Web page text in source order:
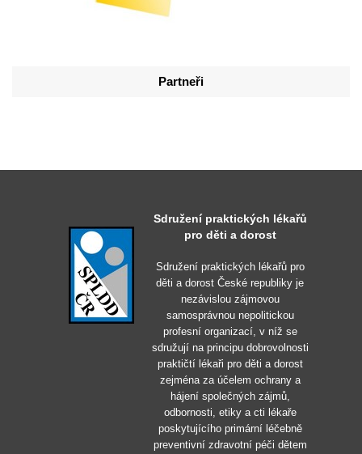
Partneři
Sdružení praktických lékařů
pro děti a dorost
Sdružení praktických lékařů pro
děti a dorost České republiky je
nezávislou zájmovou
samosprávnou nepolitickou
profesní organizací, v níž se
sdružují na principu dobrovolnosti
praktičtí lékaři pro děti a dorost
zejména za účelem ochrany a
hájení společných zájmů,
odbornosti, etiky a cti lékaře
poskytujícího primární léčebně
preventivní zdravotní péči dětem